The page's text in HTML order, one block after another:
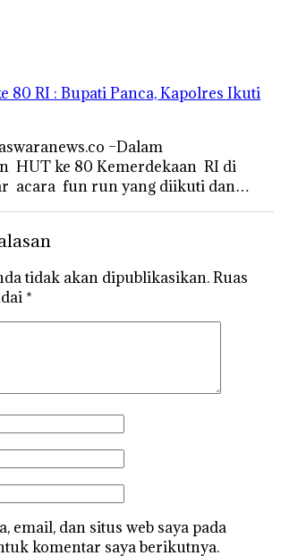
80 RI : Bupati Panca, Kapolres Ikuti
–Dalam
HUT ke 80 Kemerdekaan RI di
acara fun run yang diikuti dan…
tidak akan dipublikasikan.Ruas
*
email, dan situs web saya pada
komentar saya berikutnya.